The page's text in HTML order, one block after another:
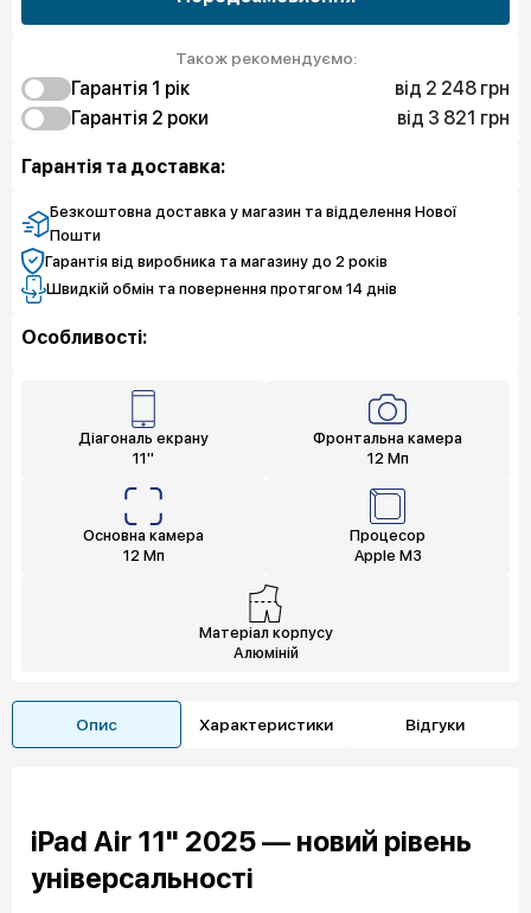
Також рекомендуємо:
Гарантія 1 рiк
від 2 248 грн
Захист від браку
2 248 грн
Гарантія 2 роки
від 3 821 грн
Захист екрана
Гарантія та доставка:
Безкоштовна доставка у магазин та відделення Нової
Пошти
Гарантія від виробника та магазину до 2 років
Швидкій обмін та повернення протягом 14 днів
Особливості:
Діагональ екрану
11"
Фронтальна камера
12 Мп
Основна камера
12 Мп
Процесор
Apple M3
Матеріал корпусу
Алюміній
Опис Характеристики Відгуки
iPad Air 11" 2025 — новий рівень
універсальності